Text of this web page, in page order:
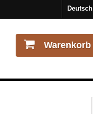
Deutsch
Warenkorb